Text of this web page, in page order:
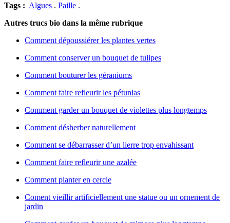
Tags : Algues . Paille .
Autres trucs bio dans la même rubrique
Comment dépoussiérer les plantes vertes
Comment conserver un bouquet de tulipes
Comment bouturer les géraniums
Comment faire refleurir les pétunias
Comment garder un bouquet de violettes plus longtemps
Comment désherber naturellement
Comment se débarrasser d’un lierre trop envahissant
Comment faire refleurir une azalée
Comment planter en cercle
Coment vieillir artificiellement une statue ou un ornement de
jardin